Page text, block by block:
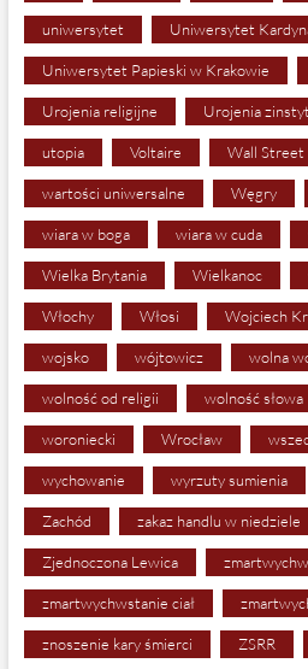
uniwersytet Uniwersytet
Uniwersytet Papieski w Krakowie
Urojenia religijne Urojenia
utopia Voltaire Wall Street
wartości uniwersalne Węgry
wiara w boga wiara w cuda
Wielka Brytania Wielkanoc
Włochy Włosi Wojciech
wojsko wójtowicz wolna
wolność od religii wolność słowa
woroniecki Wrocław
wychowanie wyrzuty sumienia
Zachód zakaz handlu w niedziele
Zjednoczona Lewica
zmartwychwstanie ciał
znoszenie kary śmierci ZSRR